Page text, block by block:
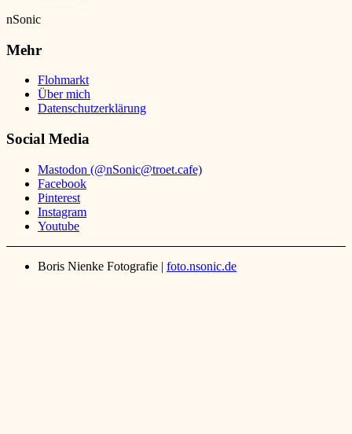
nSonic
Mehr
Flohmarkt
Über mich
Datenschutzerklärung
Social Media
Mastodon (@nSonic@troet.cafe)
Facebook
Pinterest
Instagram
Youtube
Boris Nienke Fotografie | foto.nsonic.de